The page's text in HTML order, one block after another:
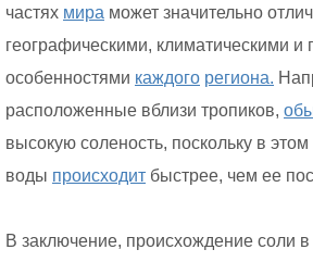
частях мира может значительно
географическими, климатическими и
особенностями каждого региона.
расположенные вблизи тропиков,
высокую соленость, поскольку в
воды происходит быстрее, чем ее
В заключение, происхождение соли